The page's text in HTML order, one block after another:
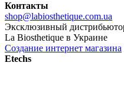
Контакты
shop@labiosthetique.com.ua
Эксклюзивный
La Biosthetique в Украине
Создание интернет магазина
Etechs